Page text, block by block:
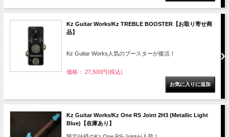
Kz Guitar Works/Kz TREBLE BOOSTER【お取り寄せ商
品】
Kz Guitar Works人気のブースターが復活！
価格： 27,500円(税込)
Kz Guitar Works/Kz One RS Joint 2H3 (Metallic Light
Blue)【在庫あり】